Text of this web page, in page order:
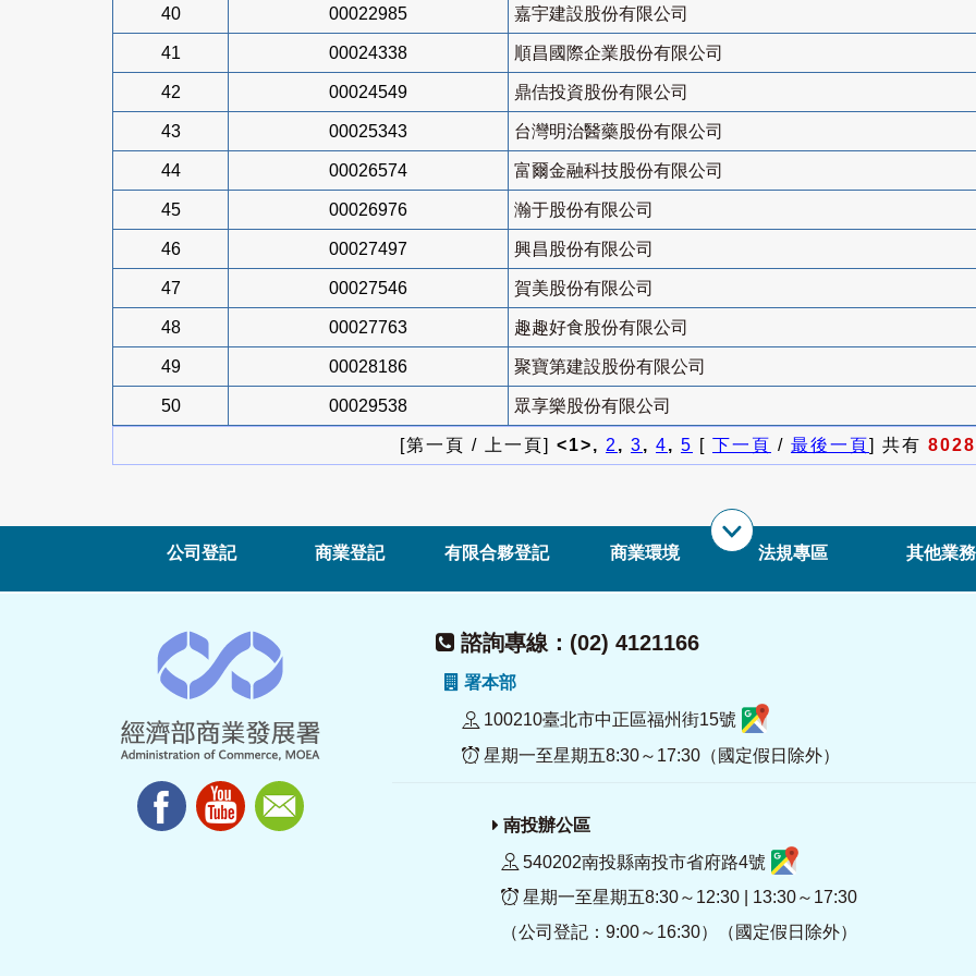
40 00022985 嘉宇建設股份有限公司
41 00024338 順昌國際企業股份有限公司
42 00024549 鼎佶投資股份有限公司
43 00025343 台灣明治醫藥股份有限公司
44 00026574 富爾金融科技股份有限公司
45 00026976 瀚于股份有限公司
46 00027497 興昌股份有限公司
47 00027546 賀美股份有限公司
48 00027763 趣趣好食股份有限公司
49 00028186 聚寶第建設股份有限公司
50 00029538 眾享樂股份有限公司
[第一頁 / 上一頁] <1>, 2, 3, 4, 5 [ 下一頁 / 最後一頁] 共有 8028
公司登記 商業登記 有限合夥登記 商業環境 法規專區 其他業務
諮詢專線：(02) 4121166
署本部
100210臺北市中正區福州街15號
星期一至星期五8:30～17:30（國定假日除外）
南投辦公區
540202南投縣南投市省府路4號
星期一至星期五8:30～12:30 | 13:30～17:30
（公司登記：9:00～16:30）（國定假日除外）